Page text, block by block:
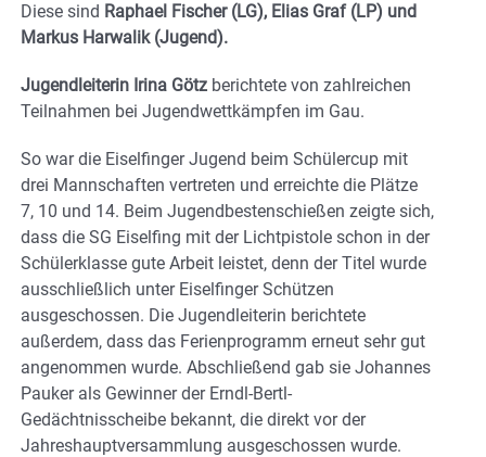
Diese sind Raphael Fischer (LG), Elias Graf (LP) und
Markus Harwalik (Jugend).
Jugendleiterin Irina Götz berichtete von zahlreichen
Teilnahmen bei Jugendwettkämpfen im Gau.
So war die Eiselfinger Jugend beim Schülercup mit
drei Mannschaften vertreten und erreichte die Plätze
7, 10 und 14. Beim Jugendbestenschießen zeigte sich,
dass die SG Eiselfing mit der Lichtpistole schon in der
Schülerklasse gute Arbeit leistet, denn der Titel wurde
ausschließlich unter Eiselfinger Schützen
ausgeschossen. Die Jugendleiterin berichtete
außerdem, dass das Ferienprogramm erneut sehr gut
angenommen wurde. Abschließend gab sie Johannes
Pauker als Gewinner der Erndl-Bertl-
Gedächtnisscheibe bekannt, die direkt vor der
Jahreshauptversammlung ausgeschossen wurde.